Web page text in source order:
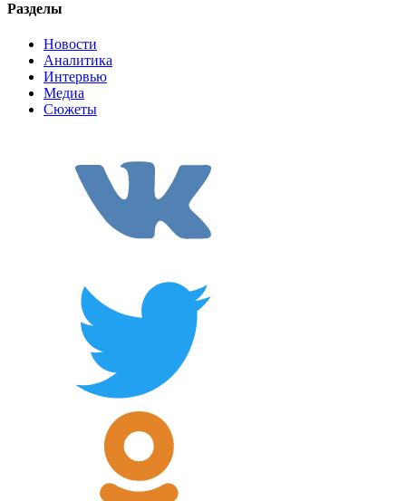
Разделы
Новости
Аналитика
Интервью
Медиа
Сюжеты